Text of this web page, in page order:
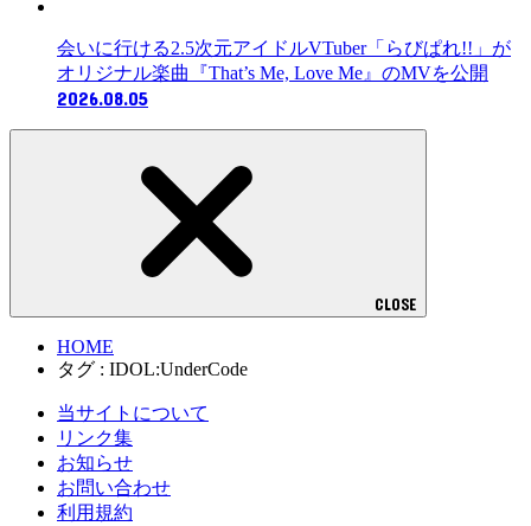
会いに行ける2.5次元アイドルVTuber「らびぱれ!!」が
オリジナル楽曲『That’s Me, Love Me』のMVを公開
2026.08.05
CLOSE
HOME
タグ : IDOL:UnderCode
当サイトについて
リンク集
お知らせ
お問い合わせ
利用規約